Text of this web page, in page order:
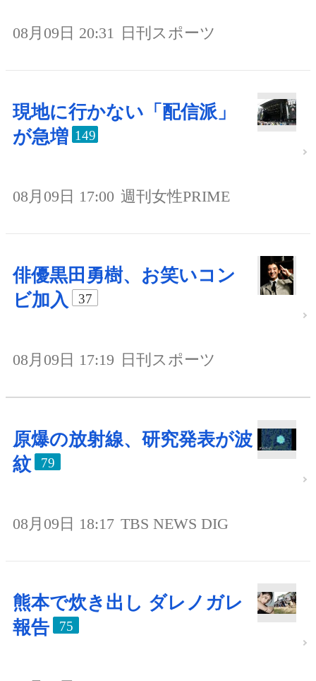
08月09日 20:31 日刊スポーツ
現地に行かない「配信派」
が急増 149
08月09日 17:00 週刊女性PRIME
俳優黒田勇樹、お笑いコン
ビ加入
37
08月09日 17:19 日刊スポーツ
原爆の放射線、研究発表が波
紋
79
08月09日 18:17 TBS NEWS DIG
熊本で炊き出し ダレノガレ
報告
75